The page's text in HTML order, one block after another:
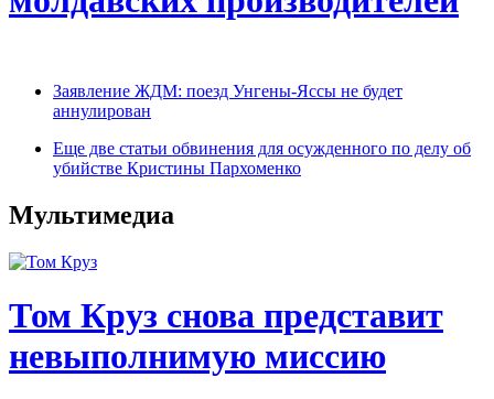
Заявление ЖДМ: поезд Унгены-Яссы не будет
аннулирован
Еще две статьи обвинения для осужденного по делу об
убийстве Кристины Пархоменко
Мультимедиа
Том Круз снова представит
невыполнимую миссию